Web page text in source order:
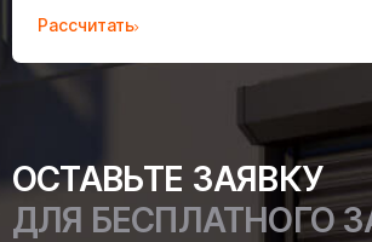
Рассчитать
ОСТАВЬТЕ ЗАЯВКУ
ДЛЯ БЕСПЛАТНОГО